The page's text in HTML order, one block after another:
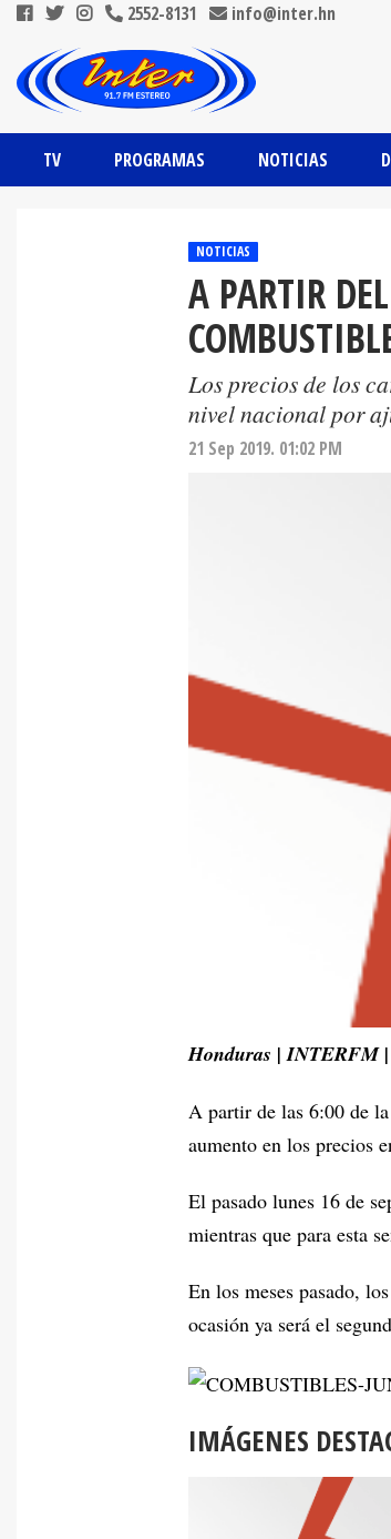
2552-8131 info@inter.hn
TV PROGRAMAS NOTICIAS
NOTICIAS
A PARTIR
Los precios de los
nivel nacional por
21 Sep 2019. 01:02 PM
Honduras | INTERFM |
A partir de las 6:00 de
aumento en los precios
El pasado lunes 16 de
mientras que para esta
En los meses pasado,
ocasión ya será el
IMÁGENES